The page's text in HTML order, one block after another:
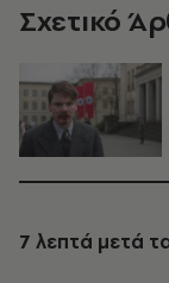
Σχετικό
7 λεπτά μετά